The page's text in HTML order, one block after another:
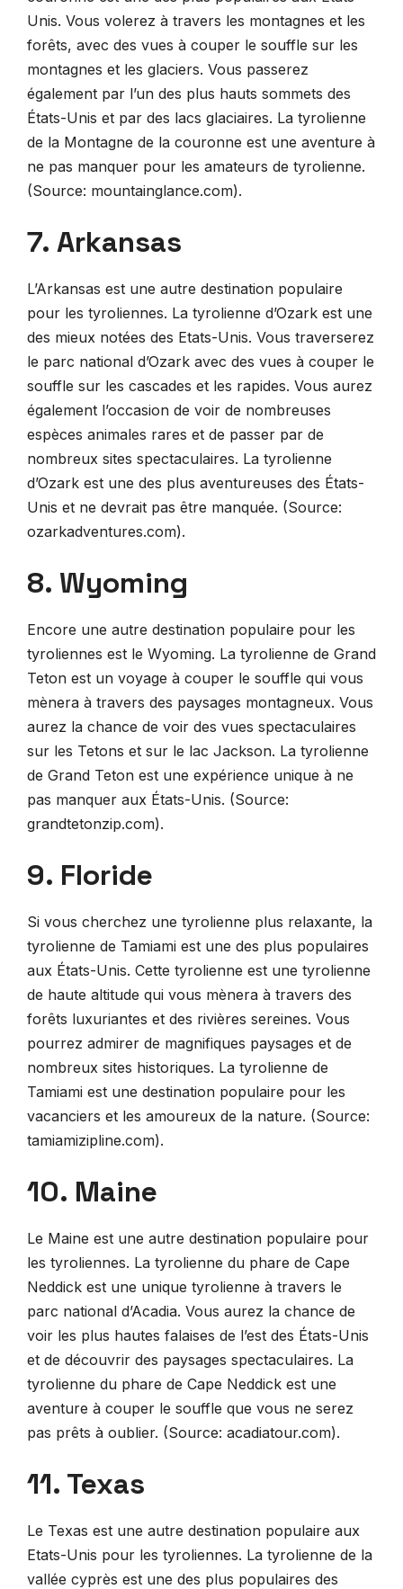
Unis. Vous volerez à travers les montagnes et les
forêts, avec des vues à couper le souffle sur les
montagnes et les glaciers. Vous passerez
également par l’un des plus hauts sommets des
États-Unis et par des lacs glaciaires. La tyrolienne
de la Montagne de la couronne est une aventure à
ne pas manquer pour les amateurs de tyrolienne.
(Source: mountainglance.com).
7. Arkansas
L’Arkansas est une autre destination populaire
pour les tyroliennes. La tyrolienne d’Ozark est une
des mieux notées des Etats-Unis. Vous traverserez
le parc national d’Ozark avec des vues à couper le
souffle sur les cascades et les rapides. Vous aurez
également l’occasion de voir de nombreuses
espèces animales rares et de passer par de
nombreux sites spectaculaires. La tyrolienne
d’Ozark est une des plus aventureuses des États-
Unis et ne devrait pas être manquée. (Source:
ozarkadventures.com).
8. Wyoming
Encore une autre destination populaire pour les
tyroliennes est le Wyoming. La tyrolienne de Grand
Teton est un voyage à couper le souffle qui vous
mènera à travers des paysages montagneux. Vous
aurez la chance de voir des vues spectaculaires
sur les Tetons et sur le lac Jackson. La tyrolienne
de Grand Teton est une expérience unique à ne
pas manquer aux États-Unis. (Source:
grandtetonzip.com).
9. Floride
Si vous cherchez une tyrolienne plus relaxante, la
tyrolienne de Tamiami est une des plus populaires
aux États-Unis. Cette tyrolienne est une tyrolienne
de haute altitude qui vous mènera à travers des
forêts luxuriantes et des rivières sereines. Vous
pourrez admirer de magnifiques paysages et de
nombreux sites historiques. La tyrolienne de
Tamiami est une destination populaire pour les
vacanciers et les amoureux de la nature. (Source:
tamiamizipline.com).
10. Maine
Le Maine est une autre destination populaire pour
les tyroliennes. La tyrolienne du phare de Cape
Neddick est une unique tyrolienne à travers le
parc national d’Acadia. Vous aurez la chance de
voir les plus hautes falaises de l’est des États-Unis
et de découvrir des paysages spectaculaires. La
tyrolienne du phare de Cape Neddick est une
aventure à couper le souffle que vous ne serez
pas prêts à oublier. (Source: acadiatour.com).
11. Texas
Le Texas est une autre destination populaire aux
Etats-Unis pour les tyroliennes. La tyrolienne de la
vallée cyprès est une des plus populaires des